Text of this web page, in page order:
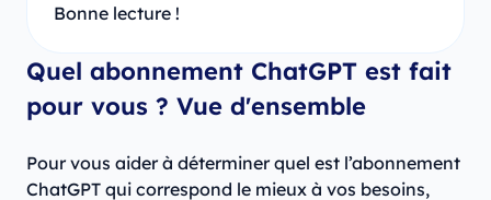
Bonne lecture !
Quel abonnement ChatGPT est fait
pour vous ? Vue d'ensemble
Pour vous aider à déterminer quel est l’abonnement
ChatGPT qui correspond le mieux à vos besoins,